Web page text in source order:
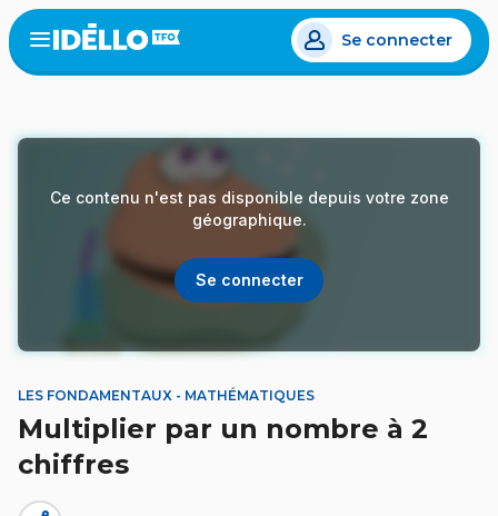
Aller
au
contenu
Open
menu
Se connecter
Ce contenu n'est pas disponible depuis votre zone
géographique.
Se connecter
LES FONDAMENTAUX - MATHÉMATIQUES
Multiplier par un nombre à 2
chiffres